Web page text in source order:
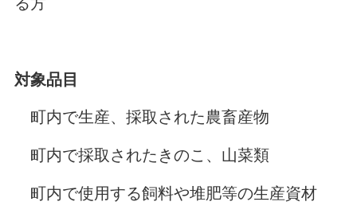
対象品目
町内で生産、採取された農畜産物
町内で採取されたきのこ、山菜類
町内で使用する飼料や堆肥等の生産資材